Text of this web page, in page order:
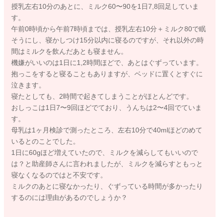
授乳左右10分のあとに、ミルク60〜90を1日7,8回足していま
す。
午前0時頃から午前7時頃までは、授乳左右10分＋ミルク80で眠
そうにし、寝かしつけ15分以内に寝るのですが、それ以外の時
間はミルクを飲んだあとも寝ません。
機嫌がいいのは1日に1,2時間ほどで、あとはぐずっています。
抱っこをすると寝ることもありますが、ベッドに置くとすぐに
泣きます。
寝たとしても、2時間で起きてしまうことがほとんどです。
おしっこは1日7〜9回ほどでており、うんちは2〜4回でていま
す。
母乳は1ヶ月検診で測ったところ、左右10分で40mlほどのめて
いるとのことでした。
1日に60gほど増えていたので、ミルクを減らしてもいいので
は？と助産師さんに言われましたが、ミルクを減らすともっと
寝なくなるのではと不安です。
ミルクのあとに寝なかったり、ぐずっている時間が多かったり
するのには理由があるのでしょうか？